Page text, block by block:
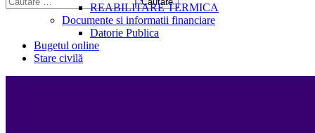
REABILITARE TERMICA
Documente si informatii financiare
Datorie Publica
Bugetul online
Stare civilă